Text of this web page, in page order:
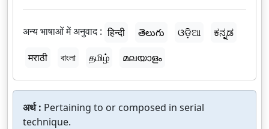
अन्य भाषाओं में अनुवाद : हिन्दी తెలుగు ଓଡ଼ିଆ
ಕನ್ನಡ
मराठी
বাংলা தமிழ் മലയാളം
अर्थ : Pertaining to or composed in serial
technique.